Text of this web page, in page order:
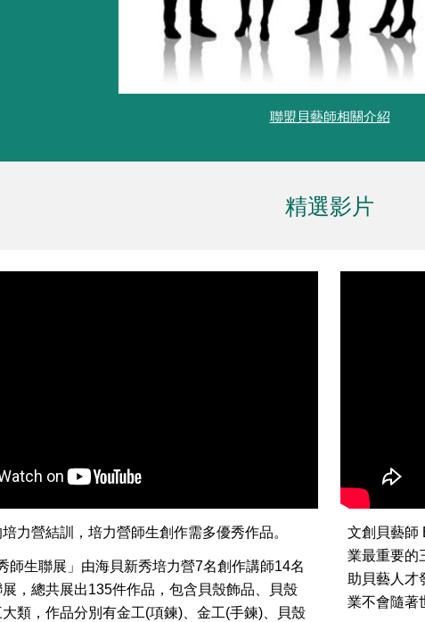
聯盟貝藝師相關介紹
精選影片
力營結訓，培力營師生創作需多優秀作品。
師生聯展」由海貝新秀培力營7名創作講師14名
，總共展出135件作品，包含貝殼飾品、貝殼
類，作品分別有金工(項鍊)、金工(手鍊)、貝殼
文創貝藝師
業最重要的
助貝藝人才
業不會隨著